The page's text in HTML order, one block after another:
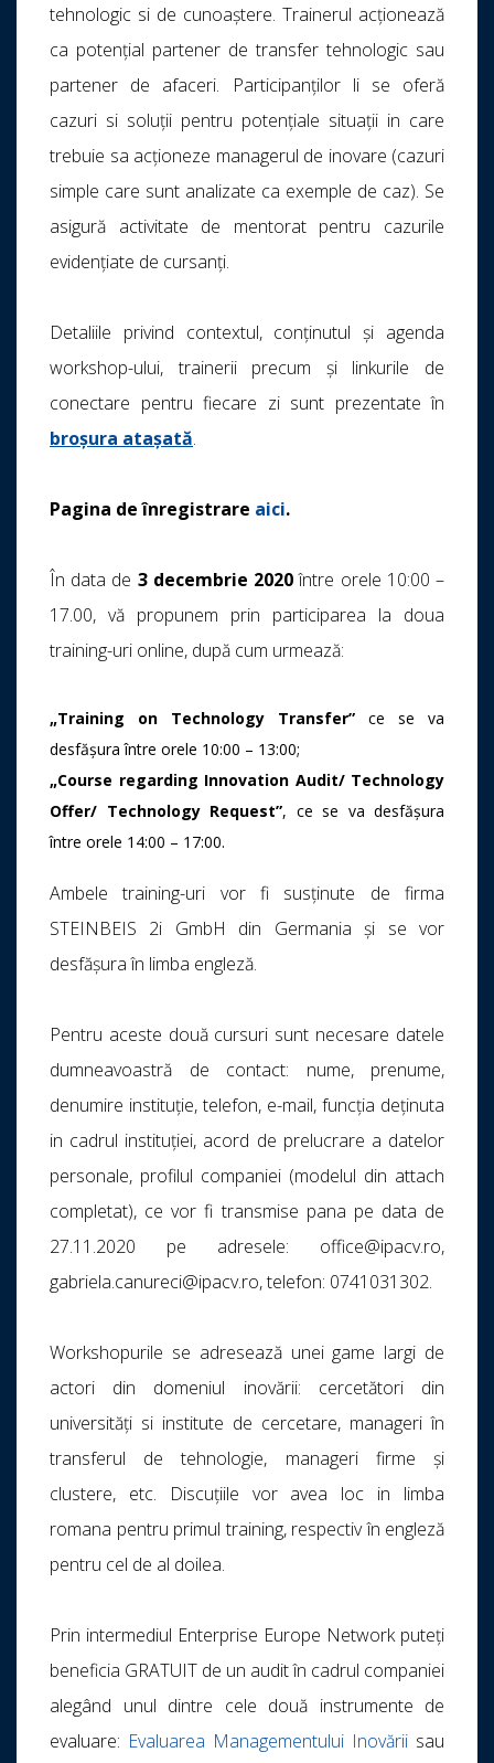
tehnologic si de cunoaștere. Trainerul acționează
ca potențial partener de transfer tehnologic sau
partener de afaceri. Participanților li se oferă
cazuri si soluții pentru potențiale situații in care
trebuie sa acționeze managerul de inovare (cazuri
simple care sunt analizate ca exemple de caz). Se
asigură activitate de mentorat pentru cazurile
evidențiate de cursanți.
Detaliile privind contextul, conținutul și agenda
workshop-ului, trainerii precum și linkurile de
conectare pentru fiecare zi sunt prezentate în
broșura atașată.
Pagina de înregistrare aici.
În data de 3 decembrie 2020între orele 10:00 –
17.00, vă propunem prin participarea la doua
training-uri online, după cum urmează:
„Training on Technology Transfer” ce se va
desfășura între orele 10:00 – 13:00;
„Course regarding Innovation Audit/ Technology
Offer/ Technology Request”, ce se va desfășura
între orele 14:00 – 17:00.
Ambele training-uri vor fi susținute de firma
STEINBEIS 2i GmbH din Germania și se vor
desfășura în limba engleză.
Pentru aceste două cursuri sunt necesare datele
dumneavoastră de contact: nume, prenume,
denumire instituție, telefon, e-mail, funcția deținuta
in cadrul instituției, acord de prelucrare a datelor
personale, profilul companiei (modelul din attach
completat), ce vor fi transmise pana pe data de
27.11.2020 pe adresele: office@ipacv.ro,
gabriela.canureci@ipacv.ro, telefon: 0741031302.
Workshopurile se adresează unei game largi de
actori din domeniul inovării: cercetători din
universități si institute de cercetare, manageri în
transferul de tehnologie, manageri firme și
clustere, etc. Discuțiile vor avea loc in limba
romana pentru primul training, respectiv în engleză
pentru cel de al doilea.
Prin intermediul Enterprise Europe Network puteți
beneficia GRATUIT de un audit în cadrul companiei
alegând unul dintre cele două instrumente de
evaluare: Evaluarea Managementului Inovării sau